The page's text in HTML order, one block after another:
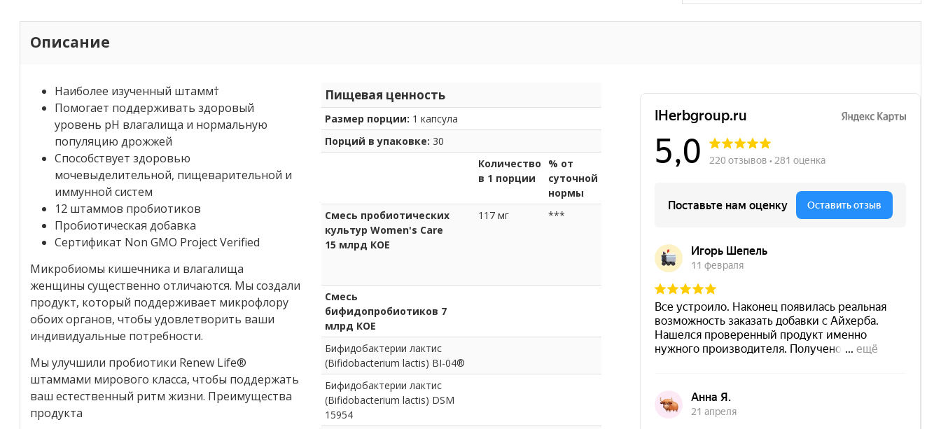
Описание
Пищевая ценность
Размер порции: 1 капсула
Порций в упаковке: 30
Количество
в 1 порции
% от
суточной
нормы
Смесь пробиотических
культур Women's Care
15 млрд КОЕ
117 мг ***
Смесь
бифидопробиотиков 7
млрд КОЕ
Бифидобактерии лактис
(Bifidobacterium lactis) BI-04®
Бифидобактерии лактис
(Bifidobacterium lactis) DSM
15954
Наиболее изученный штамм†
Помогает поддерживать здоровый
уровень pH влагалища и нормальную
популяцию дрожжей
Способствует здоровью
мочевыделительной, пищеварительной и
иммунной систем
12 штаммов пробиотиков
Пробиотическая добавка
Сертификат Non GMO Project Verified
Микробиомы кишечника и влагалища
женщины существенно отличаются. Мы создали
продукт, который поддерживает микрофлору
обоих органов, чтобы удовлетворить ваши
индивидуальные потребности.
Мы улучшили пробиотики Renew Life®
штаммами мирового класса, чтобы поддержать
ваш естественный ритм жизни. Преимущества
продукта